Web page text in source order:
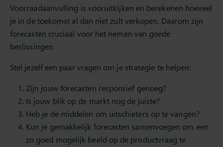
Voorraadaanvulling is vooruitkijken en berekenen hoeveel
je in de toekomst al dan niet zult verkopen. Daarom zijn
forecasten cruciaal voor het nemen van goede
beslissingen.
Stel jezelf een paar vragen om je strategie te helpen:
Zijn jouw forecasten responsief genoeg?
Is jouw blik op de markt nog de juiste?
Heb je de middelen om uitschieters op te vangen?
Kun je gemakkelijk forecasten samenvoegen om een
zo goed mogelijk beeld op de productvraag te